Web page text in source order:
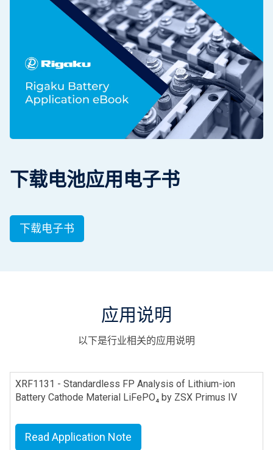
下载电池应用电子书
下载电子书
应用说明
以下是行业相关的应用说明
XRF1131 - Standardless FP Analysis of Lithium-ion
Battery Cathode Material LiFePO₄ by ZSX Primus IV
Read Application Note